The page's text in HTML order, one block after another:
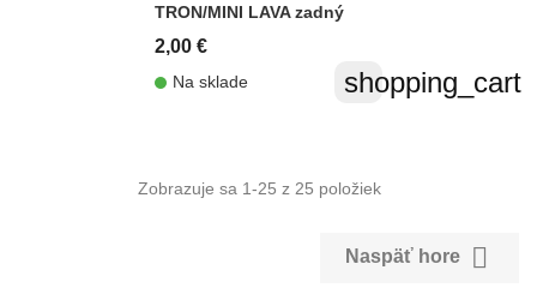
TRON/MINI LAVA zadný
2,00 €
shopping_cart
Na sklade
Zobrazuje sa 1-25 z 25 položiek
Naspäť hore 